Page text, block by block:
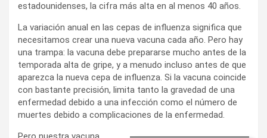
estadounidenses, la cifra más alta en al menos 40 años.
La variación anual en las cepas de influenza significa que
necesitamos crear una nueva vacuna cada año. Pero hay
una trampa: la vacuna debe prepararse mucho antes de la
temporada alta de gripe, y a menudo incluso antes de que
aparezca la nueva cepa de influenza. Si la vacuna coincide
con bastante precisión, limita tanto la gravedad de una
enfermedad debido a una infección como el número de
muertes debido a complicaciones de la enfermedad.